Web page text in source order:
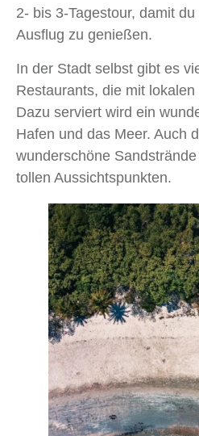
2- bis 3-Tagestour, damit
Ausflug zu genießen.
In der Stadt selbst gibt es
Restaurants, die mit
Dazu serviert wird ein
Hafen und das Meer. Auch
wunderschöne
tollen Aussichtspunkten.